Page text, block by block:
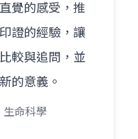
覺的感受，推
證的經驗，讓
較與追問，並
的意義。
生命科學